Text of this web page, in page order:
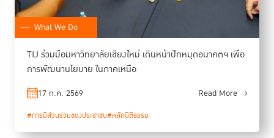
What We Do
TIJ ร่วมมือมหาวิทยาลัยเชียงใหม่ เดินหน้าปักหมุดอนาคตฯ เพื่อ
การพัฒนานโยบาย ในภาคเหนือ
17 ก.ค. 2569 Read More
#การมีส่วนร่วมของประชาชน#หลักนิติธรรม